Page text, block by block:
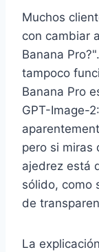
Muchos
con cambiar
Banana
tampoco
Banana Pro
GPT-Image-
pero si miras
ajedrez está
sólido, como
de
La